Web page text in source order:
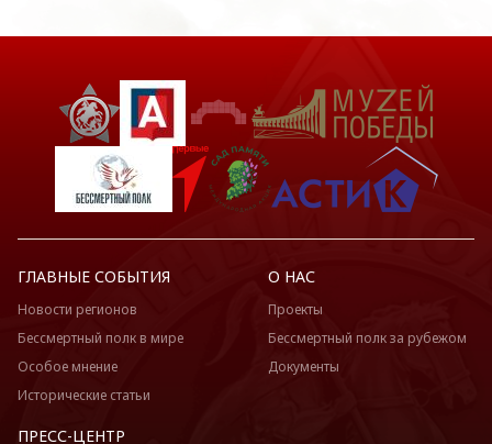
ГЛАВНЫЕ СОБЫТИЯ
Новости регионов
Бессмертный полк в мире
Особое мнение
Исторические статьи
О НАС
Проекты
Бессмертный полк за рубежом
Документы
ПРЕСС-ЦЕНТР